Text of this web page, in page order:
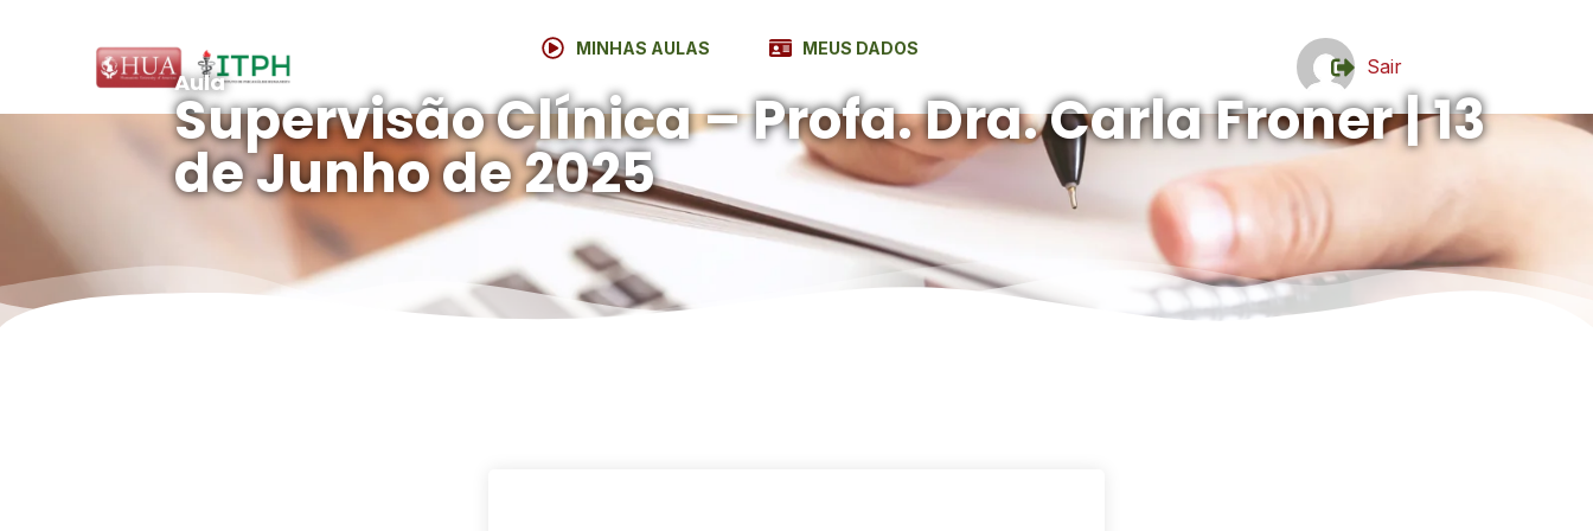
MINHAS AULAS MEUS DADOS
Sair
Aula
Supervisão Clínica – Profa. Dra. Carla Froner | 13
de Junho de 2025